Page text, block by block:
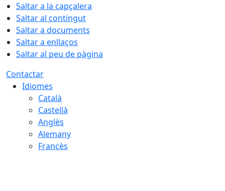
Saltar a la capçalera
Saltar al contingut
Saltar a documents
Saltar a enllaços
Saltar al peu de pàgina
Contactar
Idiomes
Català
Castellà
Anglès
Alemany
Francès